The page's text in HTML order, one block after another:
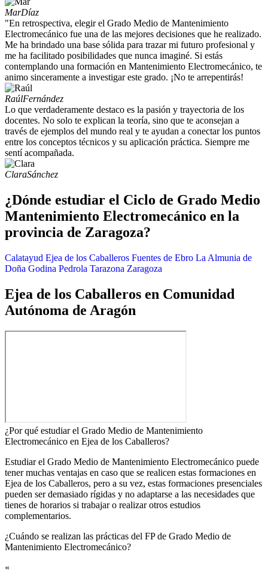
MarDíaz
"En retrospectiva, elegir el Grado Medio de Mantenimiento
Electromecánico fue una de las mejores decisiones que he realizado.
Me ha brindado una base sólida para trazar mi futuro profesional y
me ha facilitado posibilidades que nunca imaginé. Si estás
contemplando una formación en Mantenimiento Electromecánico, te
animo sinceramente a investigar este grado. ¡No te arrepentirás!
RaúlFernández
Lo que verdaderamente destaco es la pasión y trayectoria de los
docentes. No solo te explican la teoría, sino que te aconsejan a
través de ejemplos del mundo real y te ayudan a conectar los puntos
entre los conceptos técnicos y su aplicación práctica. Siempre me
sentí acompañada.
ClaraSánchez
¿Dónde estudiar el Ciclo de Grado Medio
Mantenimiento Electromecánico en la
provincia de Zaragoza?
Calatayud Ejea de los Caballeros Fuentes de Ebro La Almunia de
Doña Godina Pedrola Tarazona Zaragoza
Ejea de los Caballeros en Comunidad
Autónoma de Aragón
¿Por qué estudiar el Grado Medio de Mantenimiento
Electromecánico en Ejea de los Caballeros?
Estudiar el Grado Medio de Mantenimiento Electromecánico puede
tener muchas ventajas en caso que se realicen estas formaciones en
Ejea de los Caballeros, pero a su vez, estas formaciones presenciales
pueden ser demasiado rígidas y no adaptarse a las necesidades que
tienes de horarios si trabajar o realizar otros estudios
complementarios.
¿Cuándo se realizan las prácticas del FP de Grado Medio de
Mantenimiento Electromecánico?​
«